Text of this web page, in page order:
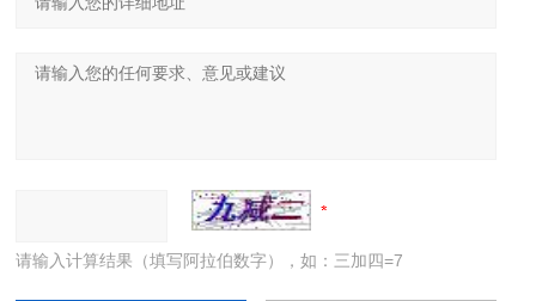
请输入计算结果（填写阿拉伯数字），如：三加四=7